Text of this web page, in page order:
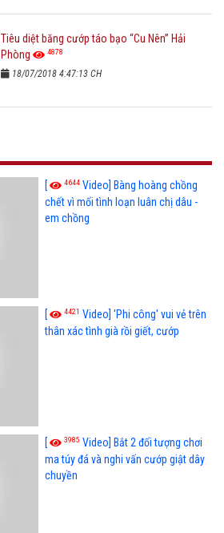
Tiêu diệt băng cướp táo bạo “Cu Nên” Hải
Phòng
4878
18/07/2018 4:47:13 CH
[ 4644 Video] Bàng hoàng chồng
chết vì mối tình loạn luân chị dâu -
em chồng
[ 4421 Video] 'Phi công' vui vẻ trên
thân xác tình già rồi giết, cướp
[ 3985 Video] Bắt 2 đối tượng chơi
ma túy đá và nghi vấn cướp giật dây
chuyền